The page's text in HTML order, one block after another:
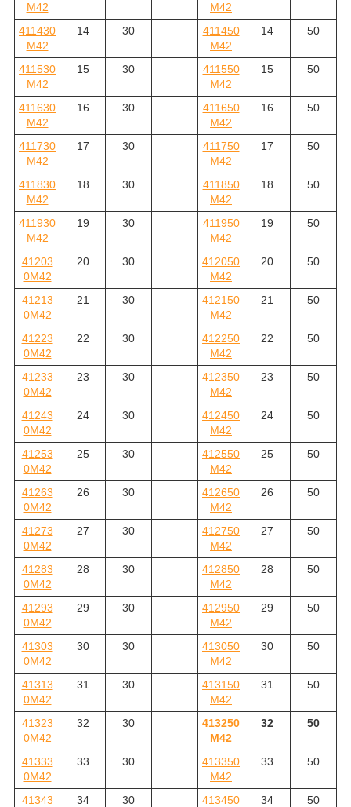
M42
M42
411430
M42
14 30
411450
M42
14 50
411530
M42
15 30
411550
M42
15 50
411630
M42
16 30
411650
M42
16 50
411730
M42
17 30
411750
M42
17 50
411830
M42
18 30
411850
M42
18 50
411930
M42
19 30
411950
M42
19 50
41203
0M42
20 30
412050
M42
20 50
41213
0M42
21 30
412150
M42
21 50
41223
0M42
22 30
412250
M42
22 50
41233
0M42
23 30
412350
M42
23 50
41243
0M42
24 30
412450
M42
24 50
41253
0M42
25 30
412550
M42
25 50
41263
0M42
26 30
412650
M42
26 50
41273
0M42
27 30
412750
M42
27 50
41283
0M42
28 30
412850
M42
28 50
41293
0M42
29 30
412950
M42
29 50
41303
0M42
30 30
413050
M42
30 50
41313
0M42
31 30
413150
M42
31 50
41323
0M42
32 30
413250
M42
32 50
41333
0M42
33 30
413350
M42
33 50
41343 34 30 413450 34 50